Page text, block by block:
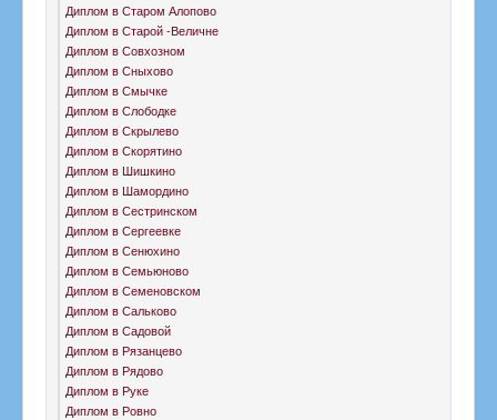
Диплом в Старом Алопово
Диплом в Старой -Величне
Диплом в Совхозном
Диплом в Сныхово
Диплом в Смычке
Диплом в Слободке
Диплом в Скрылево
Диплом в Скорятино
Диплом в Шишкино
Диплом в Шамордино
Диплом в Сестринском
Диплом в Сергеевке
Диплом в Сенюхино
Диплом в Семьюново
Диплом в Семеновском
Диплом в Сальково
Диплом в Садовой
Диплом в Рязанцево
Диплом в Рядово
Диплом в Руке
Диплом в Ровно